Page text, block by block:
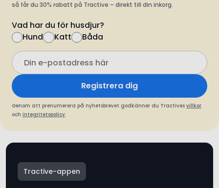
så får du 30% rabatt på Tractive – direkt till din inkorg.
Vad har du för husdjur?
Hund
Katt Båda
Registrera dig
Genom att prenumerera på nyhetsbrevet godkänner du Tractives villkor
och integritetspolicy.
Tractive-appen